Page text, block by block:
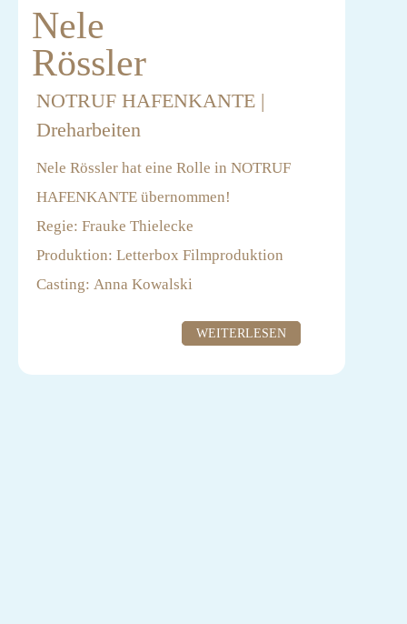
Nele
Rössler
NOTRUF HAFENKANTE |
Dreharbeiten
Nele Rössler hat eine Rolle in NOTRUF
HAFENKANTE übernommen!
Regie: Frauke Thielecke
Produktion: Letterbox Filmproduktion
Casting: Anna Kowalski
WEITERLESEN